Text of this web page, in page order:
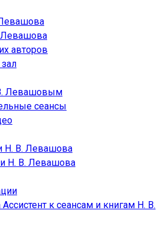
Левашова
авторов
Левашовым
сеансы
Н. В. Левашова
Н. В. Левашова
к сеансам и книгам Н. В.